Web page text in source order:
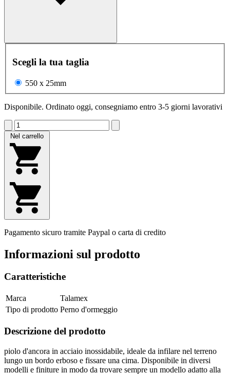
Scegli la tua taglia
550 x 25mm
Disponibile. Ordinato oggi, consegniamo entro 3-5 giorni lavorativi
Nel carrello
Pagamento sicuro tramite Paypal o carta di credito
Informazioni sul prodotto
Caratteristiche
Marca
Talamex
Tipo di prodotto Perno d'ormeggio
Descrizione del prodotto
piolo d'ancora in acciaio inossidabile, ideale da infilare nel terreno
lungo un bordo erboso e fissare una cima. Disponibile in diversi
modelli e finiture in modo da trovare sempre un modello adatto alla